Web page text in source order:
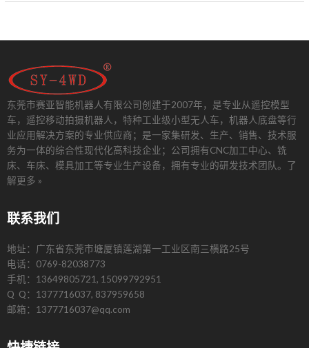
东莞市赛亚智能机器人有限公司创建于2007年，是专业从遥控模型
车，遥控移动拍摄机器人，特种工业级小型无人车，机器人底盘等行
业应用解决方案的专业供应商；是一家集研发、生产、销售、技术服
务为一体的综合性现代化高科技企业；公司拥有CNC加工中心、铣
床、车床、模具加工等专业生产设备，拥有专业的研发技术团队。 了
解更多 »
联系我们
地址：广东省东莞市塘厦镇莲湖第一工业区南三横路25号
电话：0769-82038773
手机：13649805721, 15099792951
Q Q：1377716037, 837959658
邮箱：1377716037@qq.com